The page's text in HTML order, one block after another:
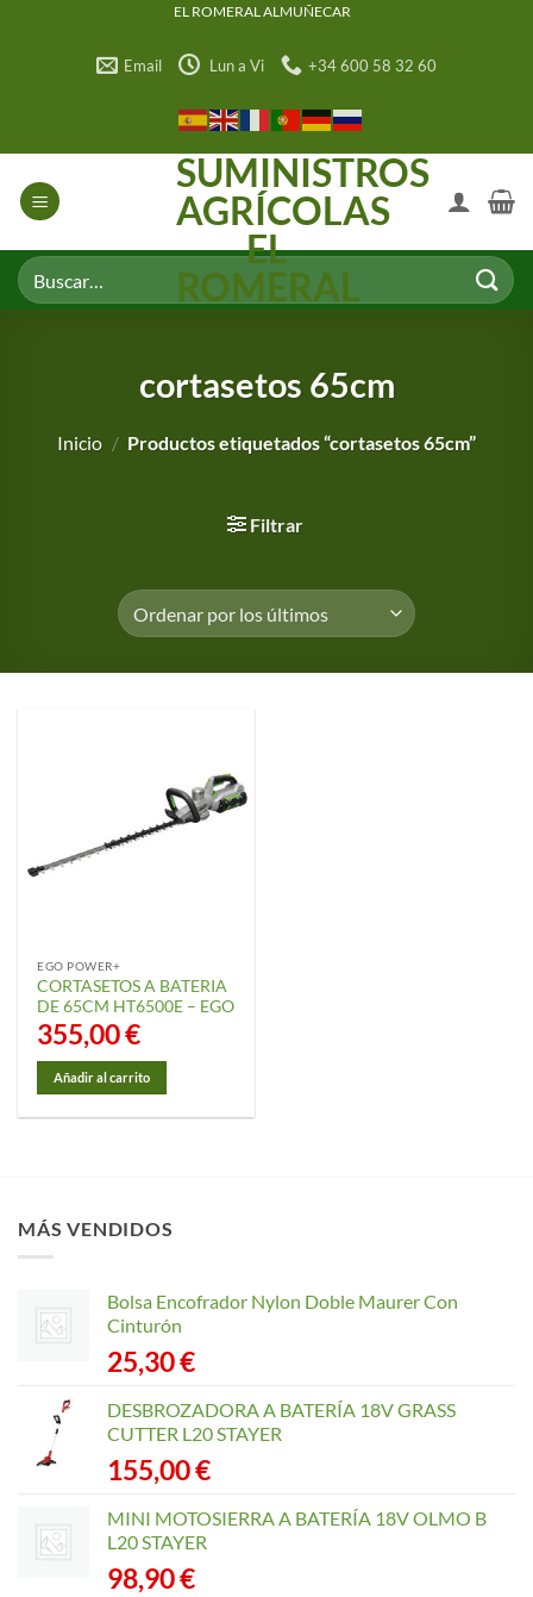
EL ROMERAL ALMUÑECAR
Email Lun a Vi +34 600 58 32 60
SUMINISTROS
AGRÍCOLAS
EL
ROMERAL
Buscar
por:
cortasetos 65cm
Inicio / Productos etiquetados “cortasetos 65cm”
Filtrar
EGO POWER+
CORTASETOS A BATERIA
DE 65CM HT6500E – EGO
355,00€
Añadir al carrito
MÁS VENDIDOS
Bolsa Encofrador Nylon Doble Maurer Con
Cinturón
25,30€
DESBROZADORA A BATERÍA 18V GRASS
CUTTER L20 STAYER
155,00€
MINI MOTOSIERRA A BATERÍA 18V OLMO B
L20 STAYER
98,90€